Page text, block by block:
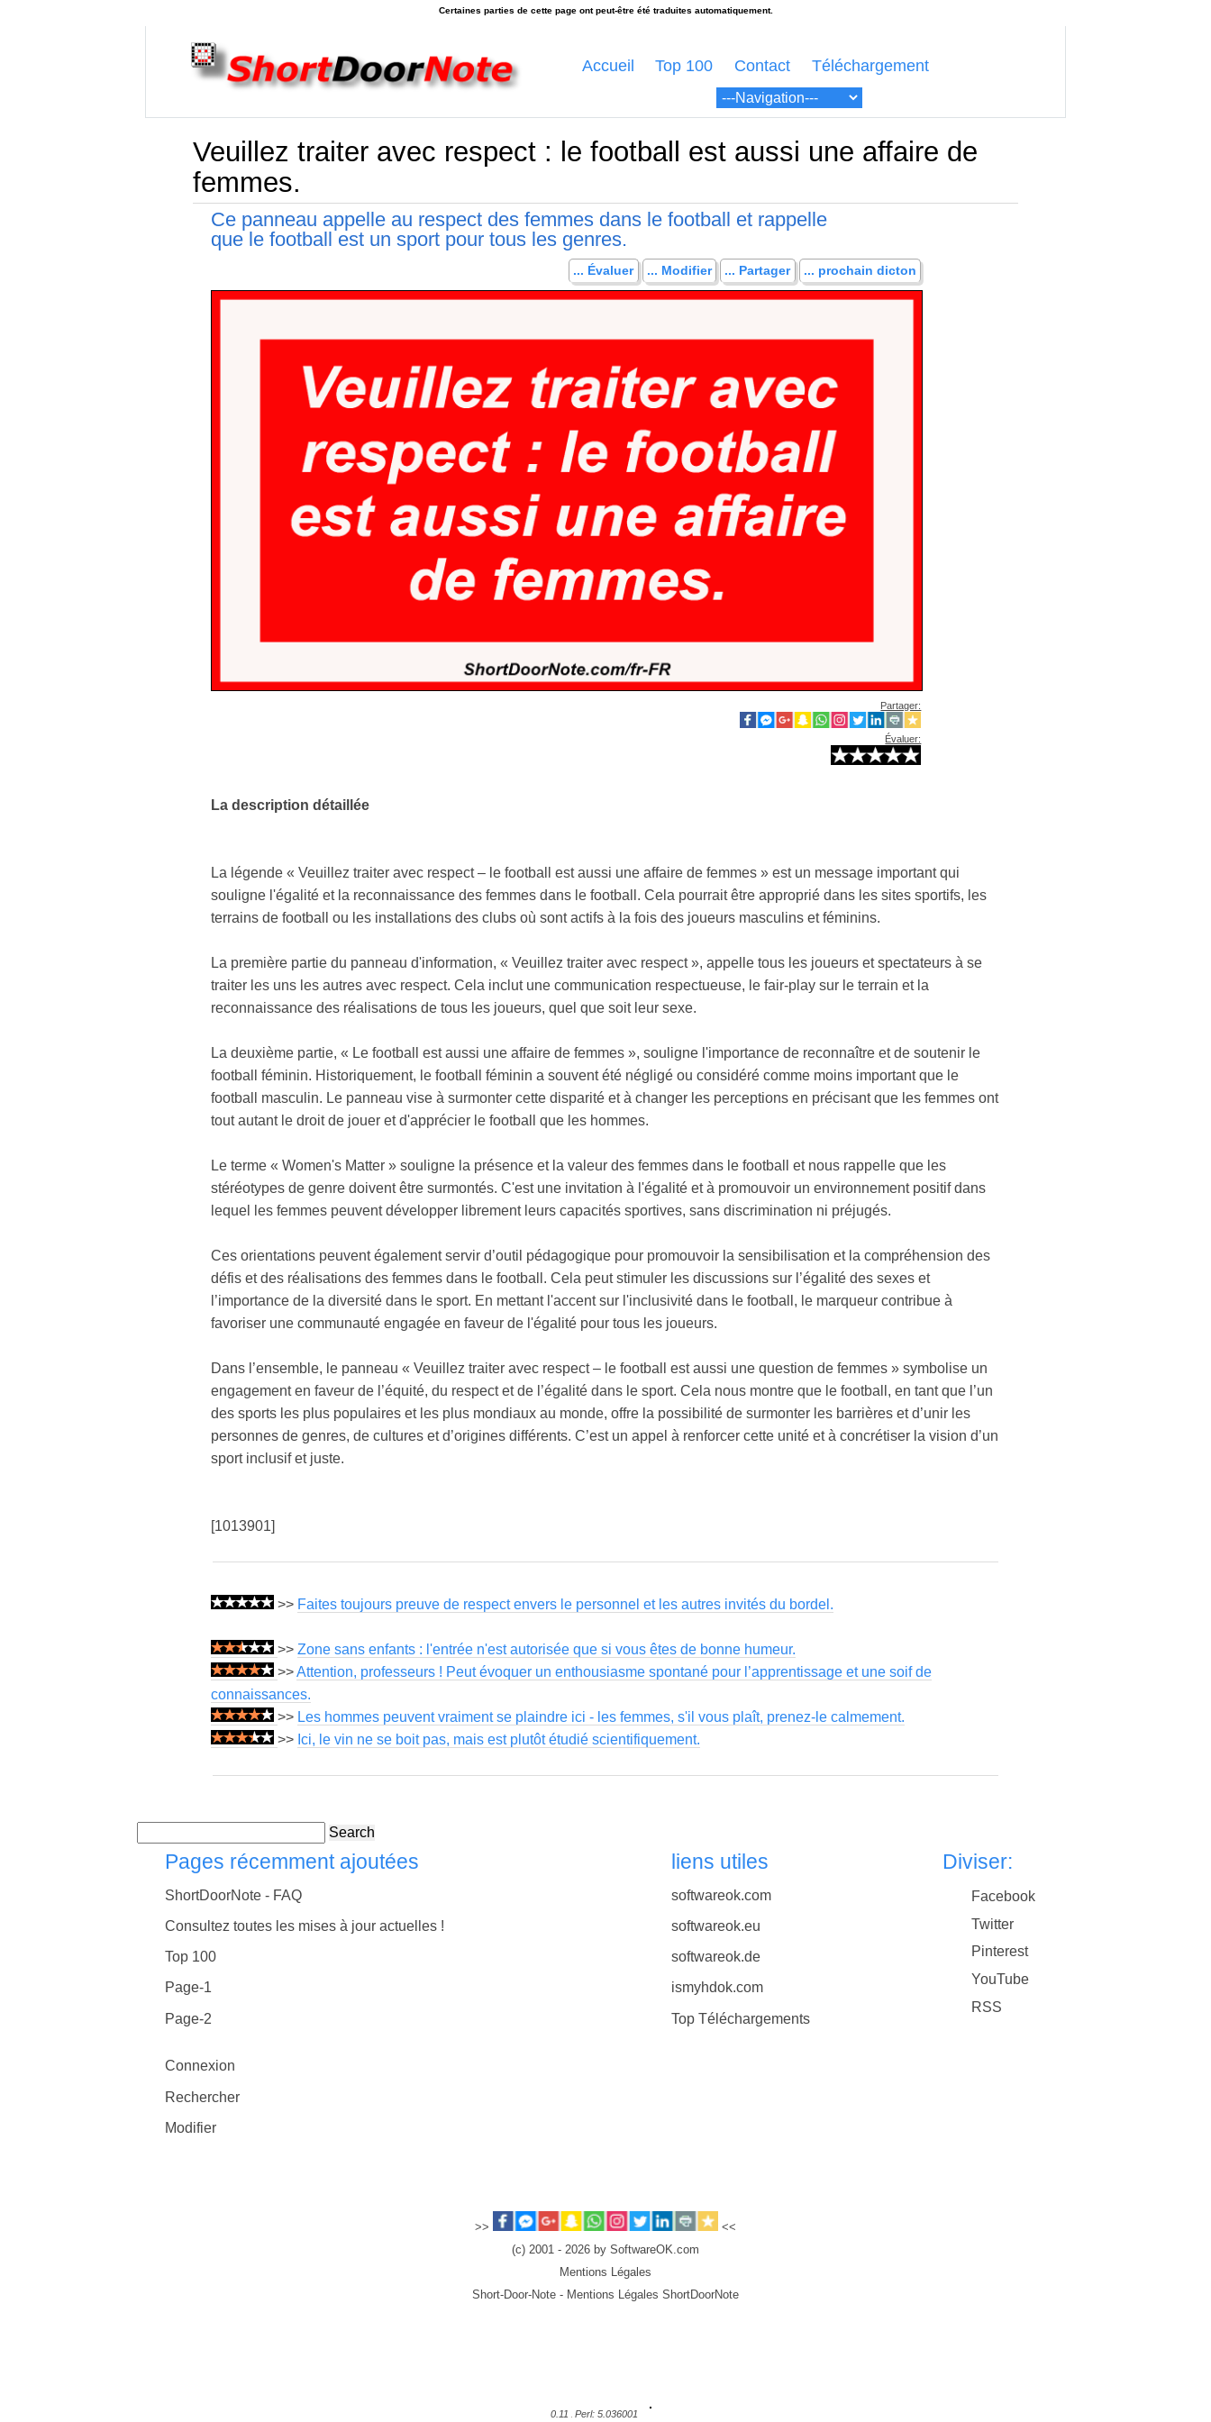
Accueil Top 100 Contact Téléchargement
Veuillez traiter avec respect : le football est aussi une affaire de
femmes.
Ce panneau appelle au respect des femmes dans le football et rappelle
que le football est un sport pour tous les genres.
... Évaluer ... Modifier ... Partager ... prochain dicton
Partager:
Évaluer:
La description détaillée
La légende « Veuillez traiter avec respect – le football est aussi une affaire de femmes » est un message important qui
souligne l'égalité et la reconnaissance des femmes dans le football. Cela pourrait être approprié dans les sites sportifs, les
terrains de football ou les installations des clubs où sont actifs à la fois des joueurs masculins et féminins.
La première partie du panneau d'information, « Veuillez traiter avec respect », appelle tous les joueurs et spectateurs à se
traiter les uns les autres avec respect. Cela inclut une communication respectueuse, le fair-play sur le terrain et la
reconnaissance des réalisations de tous les joueurs, quel que soit leur sexe.
La deuxième partie, « Le football est aussi une affaire de femmes », souligne l'importance de reconnaître et de soutenir le
football féminin. Historiquement, le football féminin a souvent été négligé ou considéré comme moins important que le
football masculin. Le panneau vise à surmonter cette disparité et à changer les perceptions en précisant que les femmes ont
tout autant le droit de jouer et d'apprécier le football que les hommes.
Le terme « Women's Matter » souligne la présence et la valeur des femmes dans le football et nous rappelle que les
stéréotypes de genre doivent être surmontés. C'est une invitation à l'égalité et à promouvoir un environnement positif dans
lequel les femmes peuvent développer librement leurs capacités sportives, sans discrimination ni préjugés.
Ces orientations peuvent également servir d’outil pédagogique pour promouvoir la sensibilisation et la compréhension des
défis et des réalisations des femmes dans le football. Cela peut stimuler les discussions sur l’égalité des sexes et
l’importance de la diversité dans le sport. En mettant l'accent sur l'inclusivité dans le football, le marqueur contribue à
favoriser une communauté engagée en faveur de l'égalité pour tous les joueurs.
Dans l’ensemble, le panneau « Veuillez traiter avec respect – le football est aussi une question de femmes » symbolise un
engagement en faveur de l’équité, du respect et de l’égalité dans le sport. Cela nous montre que le football, en tant que l’un
des sports les plus populaires et les plus mondiaux au monde, offre la possibilité de surmonter les barrières et d’unir les
personnes de genres, de cultures et d’origines différents. C’est un appel à renforcer cette unité et à concrétiser la vision d’un
sport inclusif et juste.
[1013901]
>> Faites toujours preuve de respect envers le personnel et les autres invités du bordel.
>> Zone sans enfants : l'entrée n'est autorisée que si vous êtes de bonne humeur.
>>Attention, professeurs ! Peut évoquer un enthousiasme spontané pour l’apprentissage et une soif de
connaissances.
>> Les hommes peuvent vraiment se plaindre ici - les femmes, s'il vous plaît, prenez-le calmement.
>> Ici, le vin ne se boit pas, mais est plutôt étudié scientifiquement.
Search
Pages récemment ajoutées
ShortDoorNote - FAQ
Consultez toutes les mises à jour actuelles !
Top 100
Page-1
Page-2
Connexion
Rechercher
Modifier
liens utiles
softwareok.com
softwareok.eu
softwareok.de
ismyhdok.com
Top Téléchargements
Diviser:
Facebook
Twitter
Pinterest
YouTube
RSS
>>
<<
(c) 2001 - 2026 by SoftwareOK.com
Mentions Légales
Short-Door-Note - Mentions Légales ShortDoorNote
0.11 Perl: 5.036001